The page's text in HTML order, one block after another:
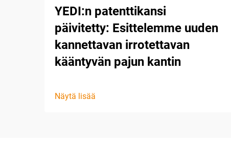
YEDI:n patenttikansi
päivitetty: Esittelemme uuden
kannettavan irrotettavan
kääntyvän pajun kantin
Näytä lisää